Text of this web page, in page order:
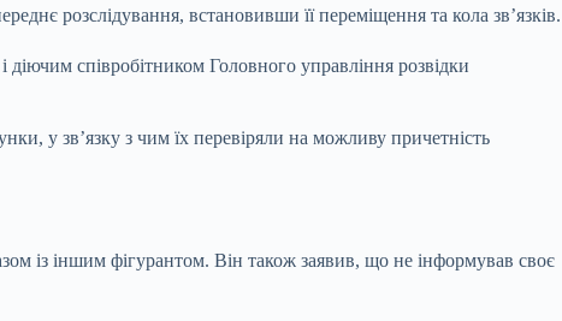
розслідування, встановивши її переміщення та кола зв’язків.
співробітником Головного управління розвідки
у зв’язку з чим їх перевіряли на можливу причетність
із іншим фігурантом. Він також заявив, що не інформував своє